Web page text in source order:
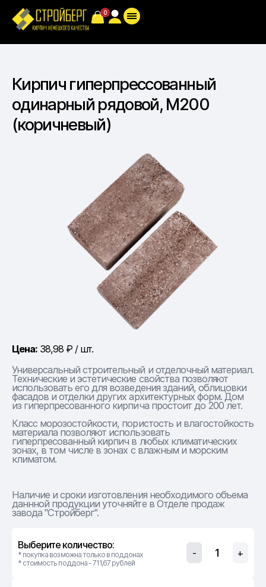
Кирпич гиперпрессованный
одинарный рядовой, М200
(коричневый)
Цена: 38,98 ₽ / шт.
Универсальный строительный и отделочный материал.
Технические и эстетические свойства позволяют
использовать его для возведения зданий, облицовки
фасадов и отделки других архитектурных форм. Дом
из гиперпресованного кирпича простоит до 200 лет.
Класс морозостойкости, пористость и влагостойкость
материала позволяют использовать
гиперпресованный кирпич в любых климатических
зонах, в том числе в зонах с влажным и морским
климатом.
Наличие и сроки изготовления необходимого объема
даннной продукции уточняйте в Отделе продаж
завода "Стройберг".
Выберите количество:
* покупка возможна только в поддонах
* стоимость поддона - 711,67 рублей
- +